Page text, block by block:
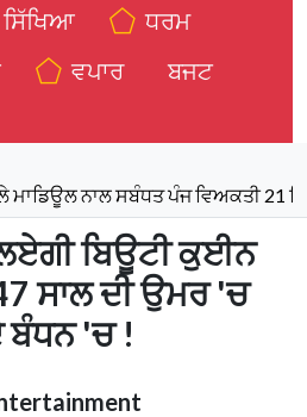
ਸਿੱਖਿਆ
ਧਰਮ
ਵਪਾਰ
ਬਜਟ
ਸਬੰਧਤ ਪੰਜ ਵਿਅਕਤੀ 21 ਕਿਲੋ
ਬਿਊਟੀ ਕੁਈਨ
ਸਾਲ ਦੀ ਉਮਰ 'ਚ
ਬੰਧਨ 'ਚ !